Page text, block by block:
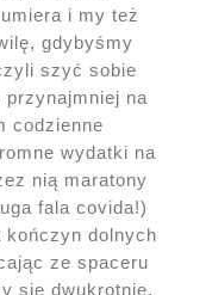
i my też
gdybyśmy
szyć sobie
na
codzienne
wydatki na
nią maratony
fala covida!)
kończyn dolnych
ze spaceru
się dwukrotnie,